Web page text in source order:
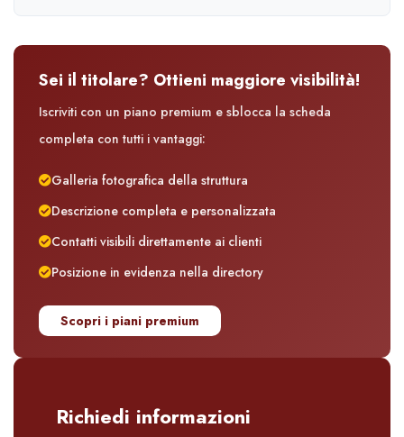
Sei il titolare? Ottieni maggiore visibilità!
Iscriviti con un piano premium e sblocca la scheda
completa con tutti i vantaggi:
Galleria fotografica della struttura
Descrizione completa e personalizzata
Contatti visibili direttamente ai clienti
Posizione in evidenza nella directory
Scopri i piani premium
Richiedi informazioni